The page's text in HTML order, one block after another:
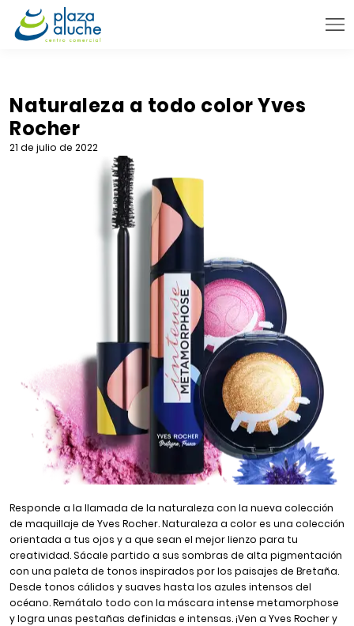
TIENDAS
VENTA TELEFÓNICA
Naturaleza a todo color Yves
Rocher
21 de julio de 2022
Responde a la llamada de la naturaleza con la nueva colección
de maquillaje de Yves Rocher. Naturaleza a color es una colección
orientada a tus ojos y a que sean el mejor lienzo para tu
creatividad. Sácale partido a sus sombras de alta pigmentación
con una paleta de tonos inspirados por los paisajes de Bretaña.
Desde tonos cálidos y suaves hasta los azules intensos del
océano. Remátalo todo con la máscara intense metamorphose
y logra unas pestañas definidas e intensas. ¡Ven a Yves Rocher y